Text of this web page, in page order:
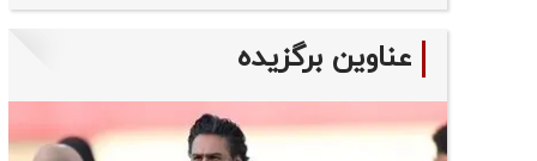
عناوین برگزیده